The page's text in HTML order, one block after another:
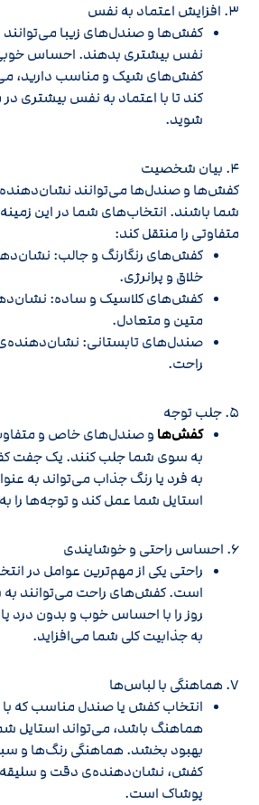
3. افزایش اعتماد به نفس
کفش‌ها و صندل‌های زیبا می‌توانند
نفس بیشتری بدهند. احساس
کفش‌های شیک و مناسب دارید،
کند تا با اعتماد به نفس بیشتری
شوید.
4. بیان شخصیت
کفش‌ها و صندل‌ها می‌توانند
شما باشند. انتخاب‌های شما در این
متفاوتی را منتقل کند:
کفش‌های رنگارنگ و جالب:
خلاق و پرانرژی.
کفش‌های کلاسیک و ساده:
متین و متعادل.
صندل‌های تابستانی:
راحت.
5. جلب توجه
کفش‌ها و صندل‌های خاص و متفاوت
به سوی شما جلب کنند. یک جفت
به فرد یا رنگ جذاب می‌تواند به
استایل شما عمل کند و توجه‌ها را
6. احساس راحتی و خوشایندی
راحتی یکی از مهم‌ترین عوامل در
است. کفش‌های راحت می‌توانند به
روز را با احساس خوب و بدون درد پا
به جذابیت کلی شما می‌افزاید.
7. هماهنگی با لباس‌ها
انتخاب کفش یا صندل مناسب که
هماهنگ باشد، می‌تواند استایل
بهبود بخشد. هماهنگی رنگ‌ها و
کفش، نشان‌دهنده‌ی دقت و
پوشاک است.